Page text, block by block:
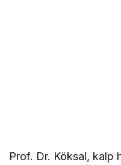
Prof. Dr. Köksal, kalp